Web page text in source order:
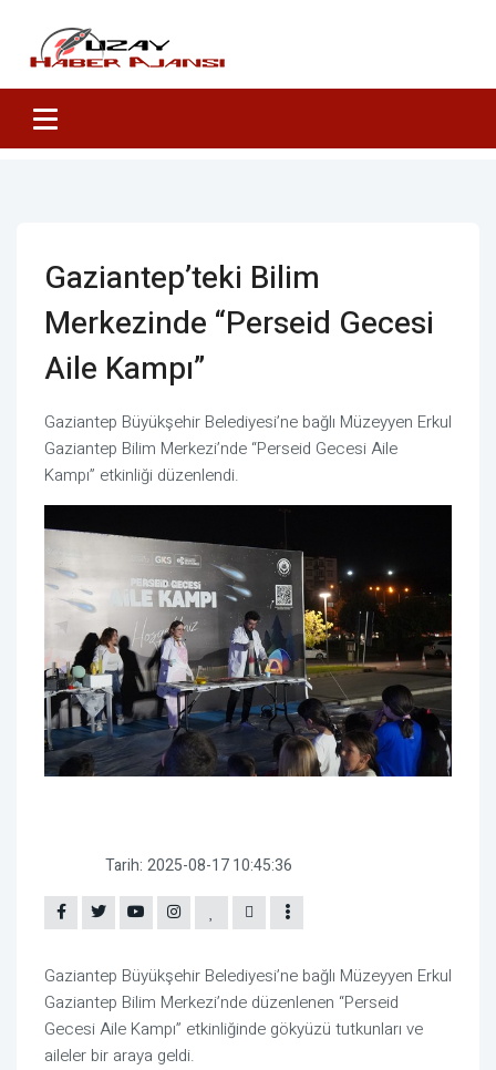
Gaziantep’teki Bilim
Merkezinde “Perseid Gecesi
Aile Kampı”
Gaziantep Büyükşehir Belediyesi’ne bağlı Müzeyyen Erkul
Gaziantep Bilim Merkezi’nde “Perseid Gecesi Aile
Kampı” etkinliği düzenlendi.
Tarih: 2025-08-17 10:45:36
Gaziantep Büyükşehir Belediyesi’ne bağlı Müzeyyen Erkul
Gaziantep Bilim Merkezi’nde düzenlenen “Perseid
Gecesi Aile Kampı” etkinliğinde gökyüzü tutkunları ve
aileler bir araya geldi.